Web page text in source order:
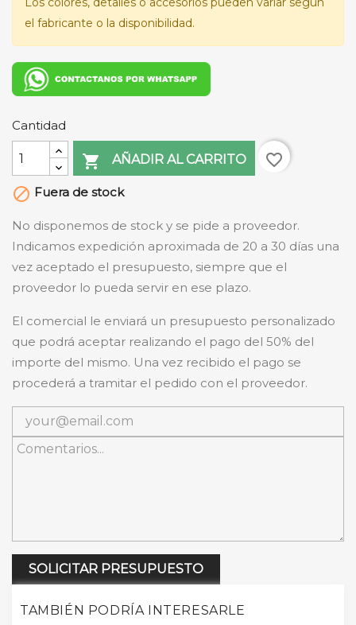
el fabricante o la disponibilidad.
Cantidad
 AÑADIR AL CARRITO
favorite_border
 Fuera de stock
No disponemos de stock y se pide a proveedor.
Indicamos expedición aproximada de 20 a 30 días una
vez aceptado el presupuesto, siempre que el
proveedor lo pueda servir en ese plazo.
El comercial le enviará un presupuesto personalizado
que podrá aceptar realizando el pago del 50% del
importe del mismo. Una vez recibido el pago se
procederá a tramitar el pedido con el proveedor.
SOLICITAR PRESUPUESTO
TAMBIÉN PODRÍA INTERESARLE